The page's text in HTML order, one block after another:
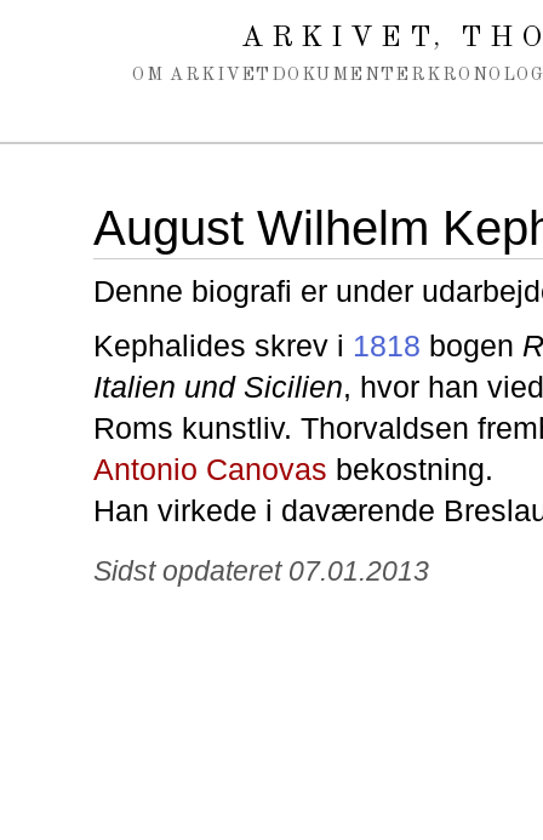
ARKIVET,
OM ARKIVET DOKUMENTER
August Wilhelm
Denne biografi er under
Kephalides skrev i 1818 bogen
Italien und Sicilien, hvor han
Roms kunstliv. Thorvaldsen
Antonio Canovas bekostning.
Han virkede i daværende
Sidst opdateret 07.01.2013